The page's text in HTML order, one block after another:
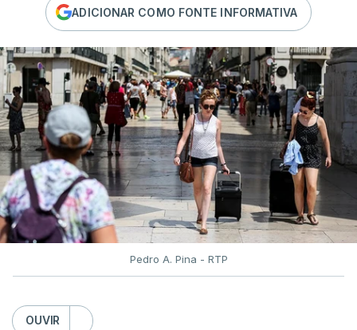
ADICIONAR COMO FONTE INFORMATIVA
Pedro A. Pina - RTP
OUVIR